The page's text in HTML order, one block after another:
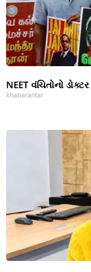
NEET વંચિતોનો
khabarantar